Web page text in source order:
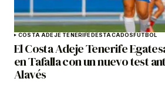
COSTA ADEJE TENERIFEDESTACADOSFÚTBOL
El Costa Adeje Tenerife
en Tafalla con un nuevo test
Alavés